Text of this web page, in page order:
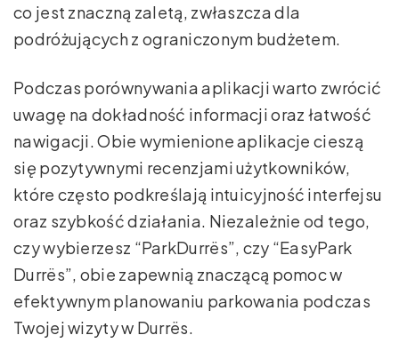
co jest znaczną zaletą, zwłaszcza dla
podróżujących z ograniczonym budżetem.
Podczas porównywania aplikacji warto zwrócić
uwagę na dokładność informacji oraz łatwość
nawigacji. Obie wymienione aplikacje cieszą
się pozytywnymi recenzjami użytkowników,
które często podkreślają intuicyjność interfejsu
oraz szybkość działania. Niezależnie od tego,
czy wybierzesz “ParkDurrës”, czy “EasyPark
Durrës”, obie zapewnią znaczącą pomoc w
efektywnym planowaniu parkowania podczas
Twojej wizyty w Durrës.